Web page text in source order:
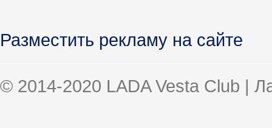
Разместить рекламу на сайте
© 2014-2020 LADA Vesta Club |